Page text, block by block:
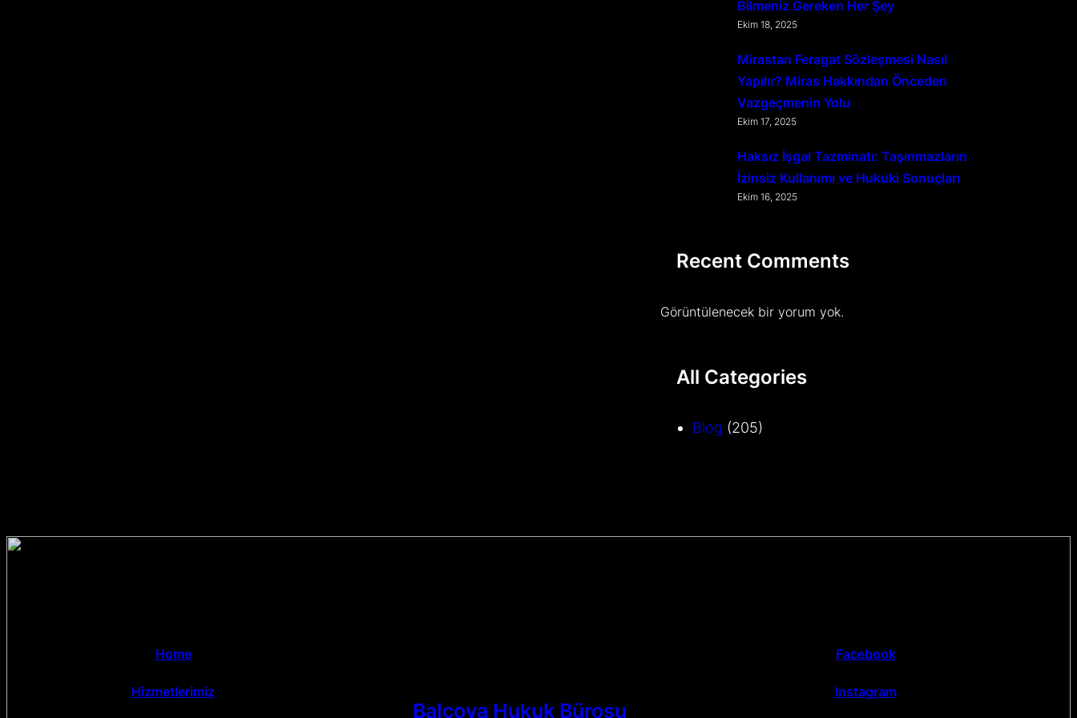
Bilmeniz Gereken Her Şey
Ekim 18, 2025
Mirastan Feragat Sözleşmesi Nasıl
Yapılır? Miras Hakkından Önceden
Vazgeçmenin Yolu
Ekim 17, 2025
Haksız İşgal Tazminatı: Taşınmazların
İzinsiz Kullanımı ve Hukuki Sonuçları
Ekim 16, 2025
Recent Comments
Görüntülenecek bir yorum yok.
All Categories
Blog (205)
Home
Hizmetlerimiz
Balçova Hukuk Bürosu
Facebook
Instagram